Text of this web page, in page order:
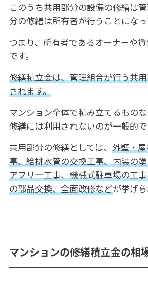
このうち共用部分の設備の修繕は
分の修繕は所有者が行うことになっ
つまり、所有者であるオーナーや
です。
修繕積立金は、管理組合が行う共
されます。
マンション全体で積み立てるもの
修繕には利用されないのが一般的で
共用部分の修繕としては、 外壁・
事、給排水管の交換工事、内装の
アフリー工事、機械式駐車場の工
の部品交換、全面改修などが挙げら
マンションの修繕積立金の相